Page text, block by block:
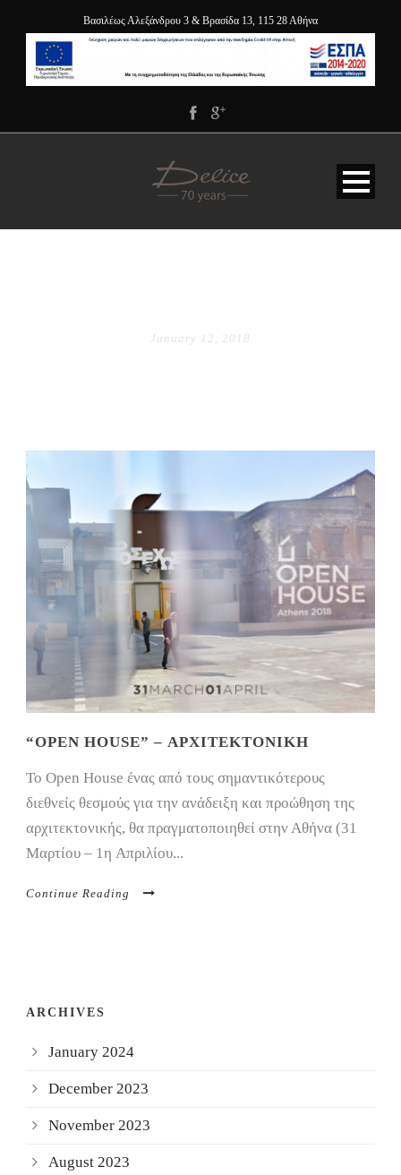
Βασιλέως Αλεξάνδρου 3 & Βρασίδα 13, 115 28 Αθήνα
January 12, 2018
“OPEN HOUSE” – ΑΡΧΙΤΕΚΤΟΝΙΚΉ
To Open House ένας από τους σημαντικότερους
διεθνείς θεσμούς για την ανάδειξη και προώθηση της
αρχιτεκτονικής, θα πραγματοποιηθεί στην Αθήνα (31
Μαρτίου – 1η Απριλίου...
Continue Reading
ARCHIVES
January 2024
December 2023
November 2023
August 2023